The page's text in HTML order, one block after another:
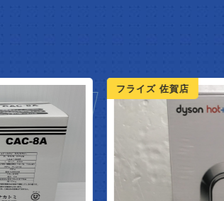
フライズ 佐賀店